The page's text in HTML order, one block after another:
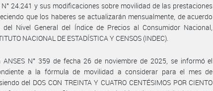
24.241 y sus modificaciones sobre movilidad de las prestaciones
que los haberes se actualizarán mensualmente, de acuerdo
Nivel General del Índice de Precios al Consumidor Nacional,
NACIONAL DE ESTADÍSTICA Y CENSOS (INDEC).
ANSES N° 359 de fecha 26 de noviembre de 2025, se informó el
a la fórmula de movilidad a considerar para el mes de
del DOS CON TREINTA Y CUATRO CENTÉSIMOS POR CIENTO